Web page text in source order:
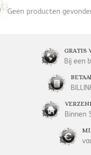
Geen producten
GRATIS
Bij een
Binnen